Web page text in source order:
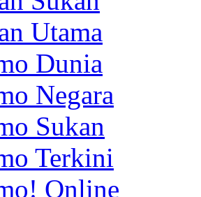
Utama
Dunia
Negara
Sukan
Terkini
Online